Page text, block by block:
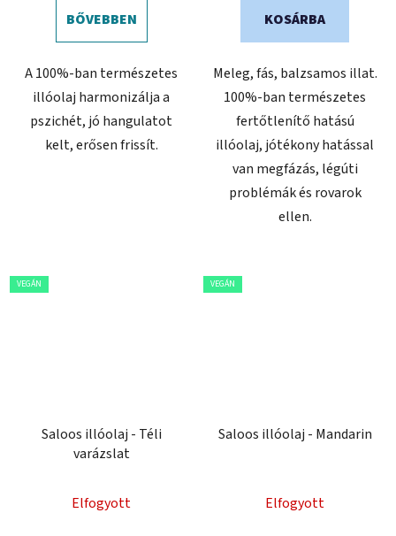
BŐVEBBEN
A 100%-ban természetes
illóolaj harmonizálja a
pszichét, jó hangulatot
kelt, erősen frissít.
KOSÁRBA
Meleg, fás, balzsamos illat.
100%-ban természetes
fertőtlenítő hatású
illóolaj, jótékony hatással
van megfázás, légúti
problémák és rovarok
ellen.
VEGÁN
Saloos illóolaj - Téli
varázslat
Elfogyott
VEGÁN
Saloos illóolaj - Mandarin
Elfogyott